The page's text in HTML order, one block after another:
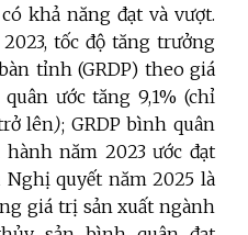
khả năng đạt và vượt.
tốc độ tăng trưởng
tỉnh (GRDP) theo giá
ước tăng 9,1% (chỉ
lên); GRDP bình quân
năm 2023 ước đạt
Nghị quyết năm 2025 là
giá trị sản xuất ngành